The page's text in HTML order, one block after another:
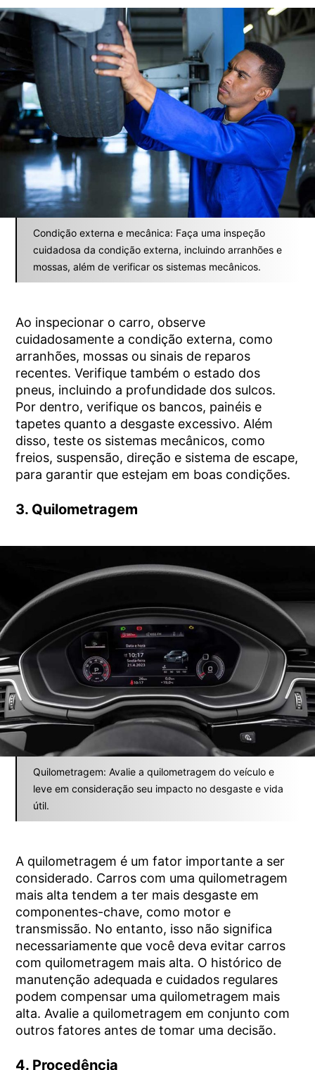
Condição externa e mecânica: Faça uma inspeção
cuidadosa da condição externa, incluindo arranhões e
mossas, além de verificar os sistemas mecânicos.
Ao inspecionar o carro, observe
cuidadosamente a condição externa, como
arranhões, mossas ou sinais de reparos
recentes. Verifique também o estado dos
pneus, incluindo a profundidade dos sulcos.
Por dentro, verifique os bancos, painéis e
tapetes quanto a desgaste excessivo. Além
disso, teste os sistemas mecânicos, como
freios, suspensão, direção e sistema de escape,
para garantir que estejam em boas condições.
3. Quilometragem
Quilometragem: Avalie a quilometragem do veículo e
leve em consideração seu impacto no desgaste e vida
útil.
A quilometragem é um fator importante a ser
considerado. Carros com uma quilometragem
mais alta tendem a ter mais desgaste em
componentes-chave, como motor e
transmissão. No entanto, isso não significa
necessariamente que você deva evitar carros
com quilometragem mais alta. O histórico de
manutenção adequada e cuidados regulares
podem compensar uma quilometragem mais
alta. Avalie a quilometragem em conjunto com
outros fatores antes de tomar uma decisão.
4. Procedência